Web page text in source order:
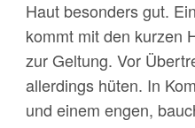
Haut besonders gut.
kommt mit den kurzen
zur Geltung. Vor
allerdings hüten. In
und einem engen,